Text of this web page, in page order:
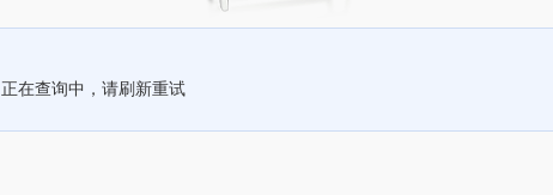
正在查询中，请刷新重试